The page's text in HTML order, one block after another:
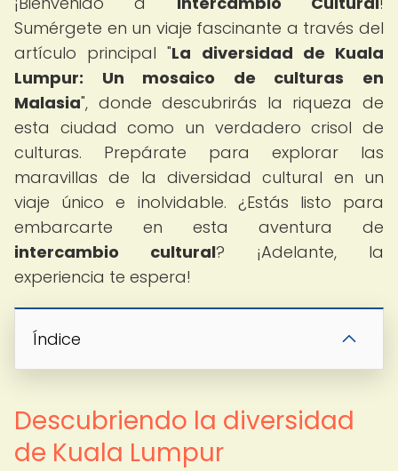
Sumérgete en un viaje fascinante a través del
artículo principal "La diversidad de Kuala
Lumpur: Un mosaico de culturas en
Malasia", donde descubrirás la riqueza de
esta ciudad como un verdadero crisol de
culturas. Prepárate para explorar las
maravillas de la diversidad cultural en un
viaje único e inolvidable. ¿Estás listo para
embarcarte en esta aventura de
intercambio cultural? ¡Adelante, la
experiencia te espera!
Índice
Descubriendo la diversidad
de Kuala Lumpur